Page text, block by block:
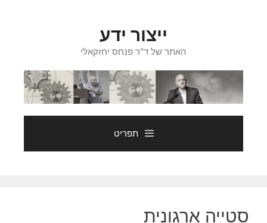
ייצור ידע
האתר של ד"ר פנחס יחזקאלי
תפריט
סטייה ארגונית